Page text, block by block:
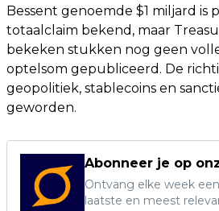
Bessent genoemde $1 miljard is
totaalclaim bekend, maar
bekeken stukken nog geen
optelsom gepubliceerd. De
geopolitiek, stablecoins en
geworden.
Abonneer je op
Ontvang elke week
laatste en meest